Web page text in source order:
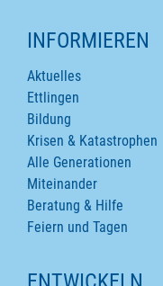
INFORMIEREN
Aktuelles
Ettlingen
Bildung
Krisen & Katastrophen
Alle Generationen
Miteinander
Beratung & Hilfe
Feiern und Tagen